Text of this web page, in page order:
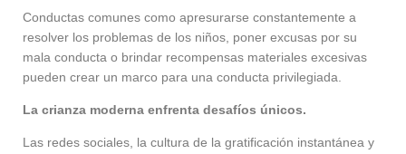
Conductas comunes como apresurarse constantemente a
resolver los problemas de los niños, poner excusas por su
mala conducta o brindar recompensas materiales excesivas
pueden crear un marco para una conducta privilegiada.
La crianza moderna enfrenta desafíos únicos.
Las redes sociales, la cultura de la gratificación instantánea y